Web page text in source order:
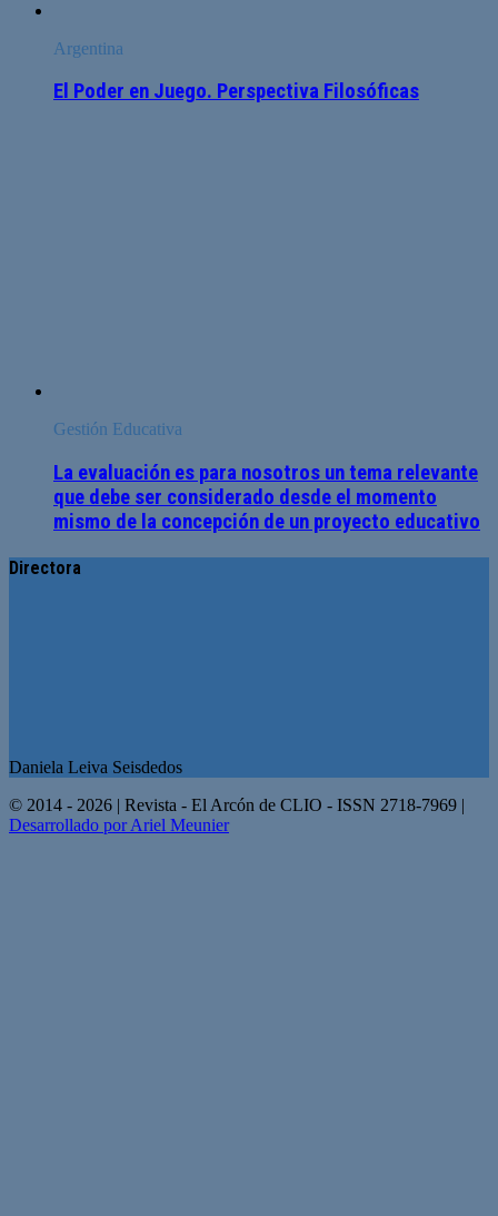
Argentina
El Poder en Juego. Perspectiva Filosóficas
Gestión Educativa
La evaluación es para nosotros un tema relevante
que debe ser considerado desde el momento
mismo de la concepción de un proyecto educativo
Directora
Daniela Leiva Seisdedos
© 2014 - 2026 | Revista - El Arcón de CLIO - ISSN 2718-7969 |
Desarrollado por Ariel Meunier